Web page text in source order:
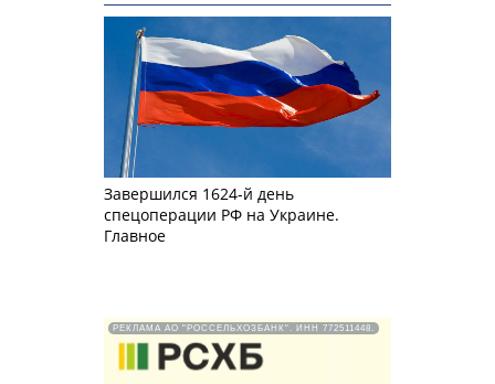
Завершился 1624-й день
спецоперации РФ на Украине.
Главное
РЕКЛАМА АО "РОССЕЛЬХОЗБАНК". ИНН 772511448.